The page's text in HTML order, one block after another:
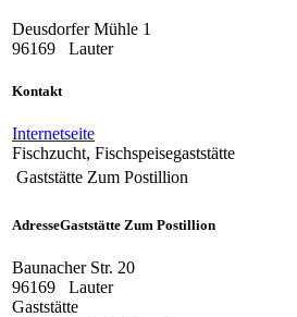
Deusdorfer Mühle 1
96169
Lauter
Kontakt
Internetseite
Fischzucht, Fischspeisegaststätte
Gaststätte Zum Postillion
AdresseGaststätte Zum Postillion
Baunacher Str. 20
96169
Lauter
Gaststätte